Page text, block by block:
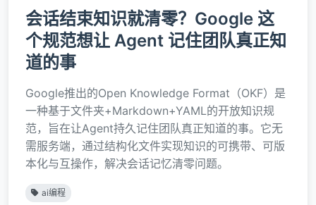
会话结束知识就清零？Google 这
个规范想让 Agent 记住团队真正知
道的事
Google推出的Open Knowledge Format（OKF）是
一种基于文件夹+Markdown+YAML的开放知识规
范，旨在让Agent持久记住团队真正知道的事。它无
需服务端，通过结构化文件实现知识的可携带、可版
本化与互操作，解决会话记忆清零问题。
ai编程